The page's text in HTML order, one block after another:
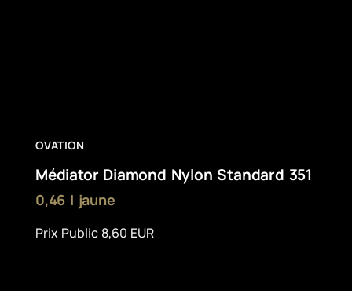
OVATION
Médiator Diamond Nylon Standard 351
0,46 | jaune
Prix Public 8,60 EUR